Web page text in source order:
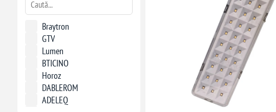
Braytron
GTV
Lumen
BTICINO
Horoz
DABLEROM
ADELEQ